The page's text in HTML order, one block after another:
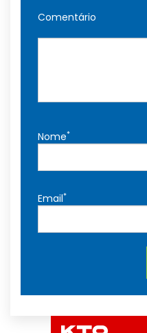
Comentário
Nome*
Email*